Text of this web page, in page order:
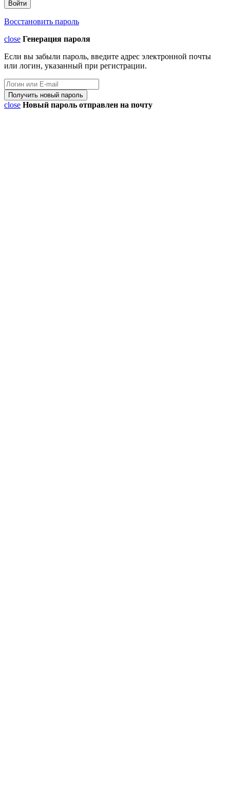
Восстановить пароль
close Генерация пароля
Если вы забыли пароль, введите адрес электронной почты
или логин, указанный при регистрации.
close Новый пароль отправлен на почту